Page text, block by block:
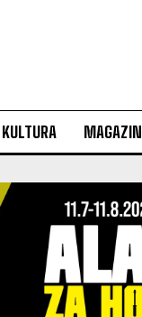
KULTURA MAGAZIN